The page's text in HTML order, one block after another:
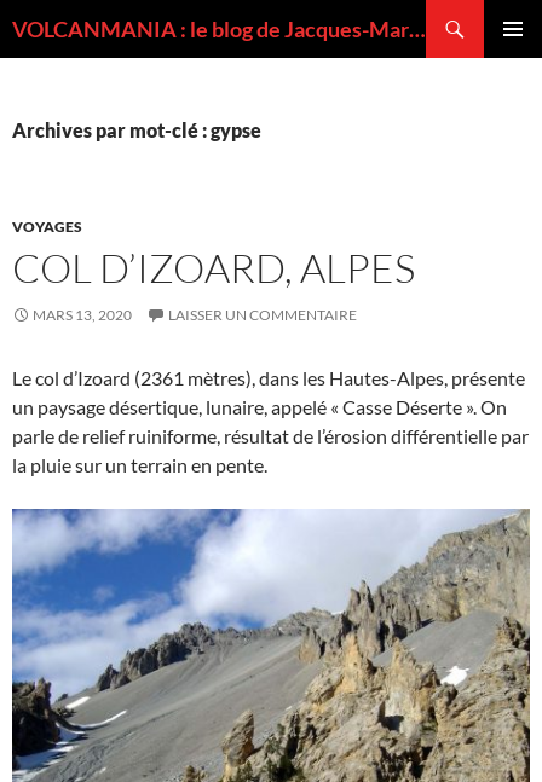
VOLCANMANIA : le blog de Jacques-Marie BARDINTZEFF, volcanologue
Archives par mot-clé : gypse
VOYAGES
COL D’IZOARD, ALPES
MARS 13, 2020 LAISSER UN COMMENTAIRE
Le col d’Izoard (2361 mètres), dans les Hautes-Alpes, présente
un paysage désertique, lunaire, appelé « Casse Déserte ». On
parle de relief ruiniforme, résultat de l’érosion différentielle par
la pluie sur un terrain en pente.